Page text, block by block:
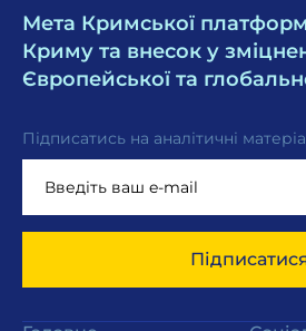
Мета Кримської
Криму та внесок у
Європейської та
Підписатись на аналітичні